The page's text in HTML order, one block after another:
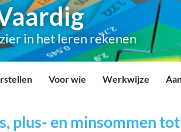
in het leren rekenen
Voor wie Werkwijze
plus- en minsommen